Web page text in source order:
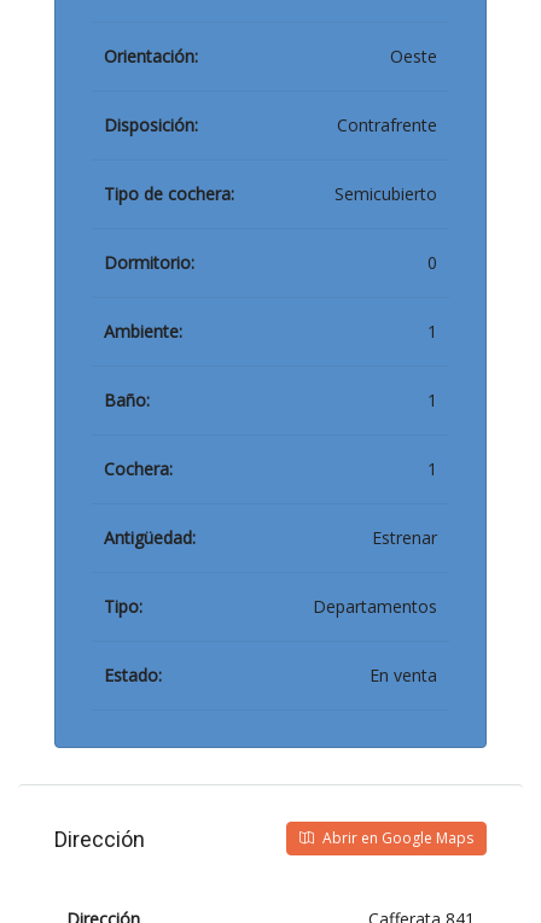
Orientación: Oeste
Disposición: Contrafrente
Tipo de cochera: Semicubierto
Dormitorio: 0
Ambiente: 1
Baño: 1
Cochera: 1
Antigüedad: Estrenar
Tipo: Departamentos
Estado: En venta
Dirección Abrir en Google Maps